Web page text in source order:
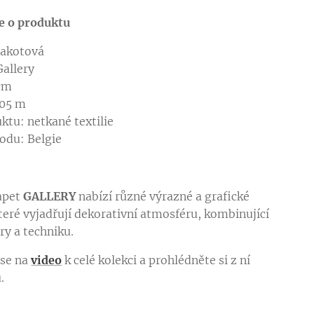
o produktu
m
netkané textilie
Belgie
GALLERYnabízí různé výrazné a grafické
vyjadřují dekorativní atmosféru, kombinující
a techniku.
navideo k celé kolekci a prohlédněte si z ní